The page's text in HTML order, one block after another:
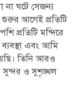
ঘটে সেজন্য
আগেই প্রতিটি
প্রতিটি মন্দিরে
এবং আমি
তিনি আরও
সুন্দর ও সুশৃঙ্খল